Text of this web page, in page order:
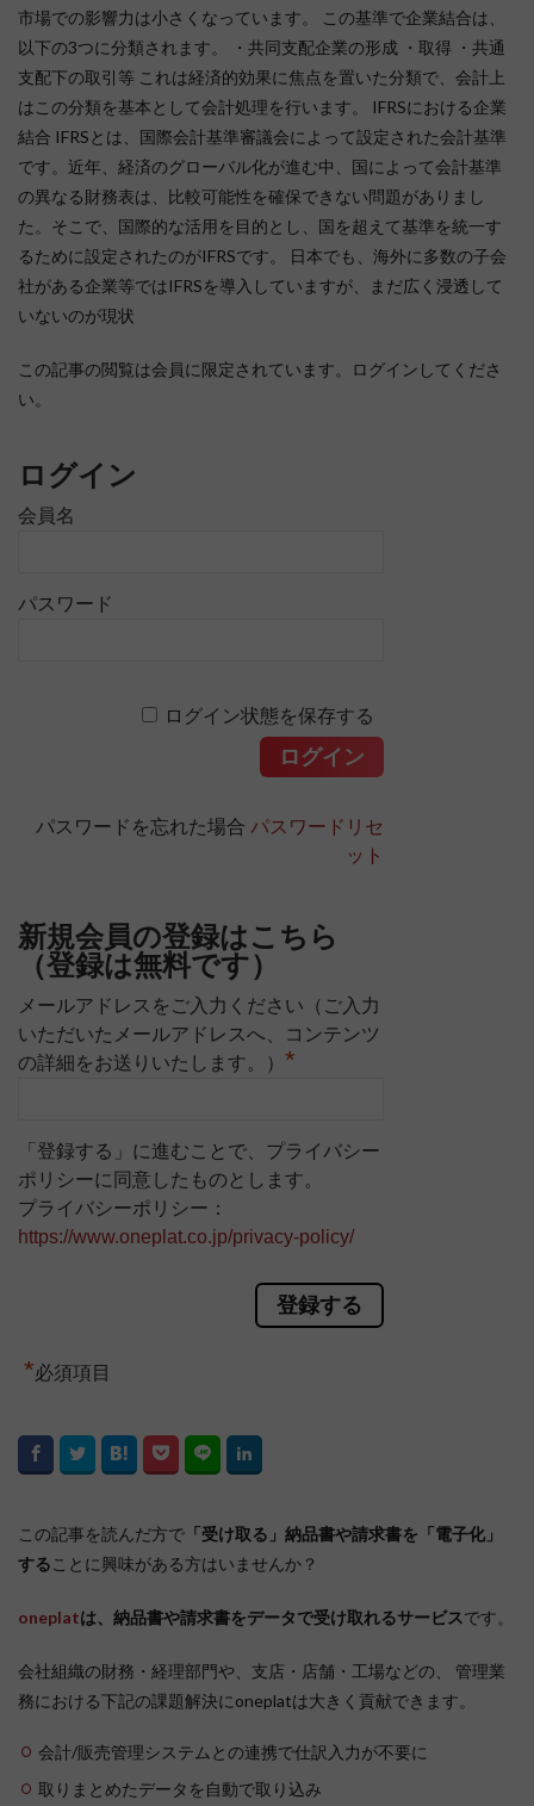
市場での影響力は小さくなっています。 この基準で企業結合は、
以下の3つに分類されます。 ・共同支配企業の形成 ・取得 ・共通
支配下の取引等 これは経済的効果に焦点を置いた分類で、会計上
はこの分類を基本として会計処理を行います。 IFRSにおける企業
結合 IFRSとは、国際会計基準審議会によって設定された会計基準
です。近年、経済のグローバル化が進む中、国によって会計基準
の異なる財務表は、比較可能性を確保できない問題がありまし
た。そこで、国際的な活用を目的とし、国を超えて基準を統一す
るために設定されたのがIFRSです。 日本でも、海外に多数の子会
社がある企業等ではIFRSを導入していますが、まだ広く浸透して
いないのが現状
この記事の閲覧は会員に限定されています。ログインしてくださ
い。
ログイン
会員名
パスワード
ログイン状態を保存する
パスワードを忘れた場合 パスワードリセ
ット
新規会員の登録はこちら
（登録は無料です）
メールアドレスをご入力ください（ご入力
いただいたメールアドレスへ、コンテンツ
の詳細をお送りいたします。） *
「登録する」に進むことで、プライバシー
ポリシーに同意したものとします。
プライバシーポリシー：
https://www.oneplat.co.jp/privacy-policy/
*必須項目
この記事を読んだ方で 「受け取る」納品書や請求書を「電子化」
する ことに興味がある方はいませんか？
oneplatは、納品書や請求書をデータで受け取れるサービスです。
会社組織の財務・経理部門や、支店・店舗・工場などの、 管理業
務における下記の課題解決にoneplatは大きく貢献できます。
会計/販売管理システムとの連携で仕訳入力が不要に
取りまとめたデータを自動で取り込み